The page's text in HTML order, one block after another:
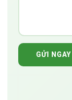
GỬI NGAY